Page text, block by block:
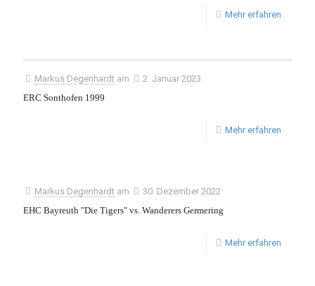
Mehr erfahren
Markus Degenhardt am
2. Januar 2023
ERC Sonthofen 1999
Mehr erfahren
Markus Degenhardt am
30. Dezember 2022
EHC Bayreuth "Die Tigers" vs. Wanderers Germering
Mehr erfahren